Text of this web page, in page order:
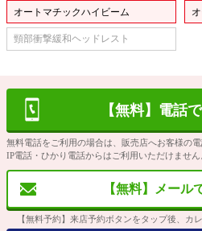
オートマチックハイビーム
頸部衝撃緩和ヘッドレスト
【無料】電話
無料電話をご利用の場合は、販売店へお客様の電
IP電話・ひかり電話からはご利用いただけません
【無料】メール
【無料予約】来店予約ボタンをタップ後、カ